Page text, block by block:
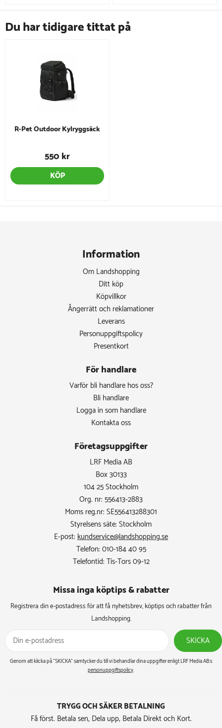
Du har tidigare tittat på
R-Pet Outdoor Kylryggsäck
550 kr
KÖP
Information
Om Landshopping
Ditt köp
Köpvillkor
Ångerrätt och reklamationer
Leverans
Personuppgiftspolicy
Presentkort
För handlare
Varför bli handlare hos oss?
Bli handlare
Logga in som handlare
Kontakta oss
Företagsuppgifter
LRF Media AB
Box 30133
104 25 Stockholm
Org. nr: 556413-2883
Moms reg.nr: SE556413288301
Styrelsens säte: Stockholm
E-post: kundservice@landshopping.se
Telefon: 010-184 40 95
Telefontid: Tis-Tors 09-12
Missa inga köptips & rabatter​
Registrera din e-postadress för att få nyhetsbrev, köptips och rabatter från
Landshopping.
SKICKA
Genom att klicka på ”SKICKA” samtycker du till vi behandlar dina uppgifter enligt LRF Media AB:s
personuppgiftspolicy.
TRYGG OCH SÄKER BETALNING
Få först. Betala sen, Dela upp, Betala Direkt och Kort.